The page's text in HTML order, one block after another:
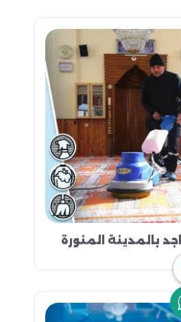
بالمدينة المنورة